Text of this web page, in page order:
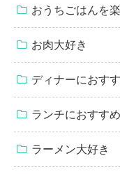
おうちごはんを
お肉大好き
ディナーにおす
ランチにおすす
ラーメン大好き